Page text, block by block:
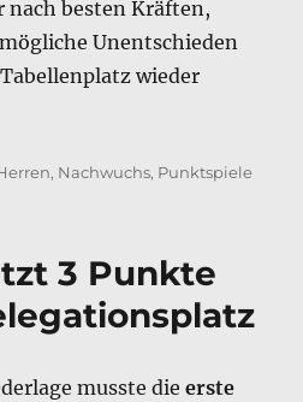
nach besten Kräften,
Unentschieden
wieder
, Nachwuchs, Punktspiele
3 Punkte
musste die erste